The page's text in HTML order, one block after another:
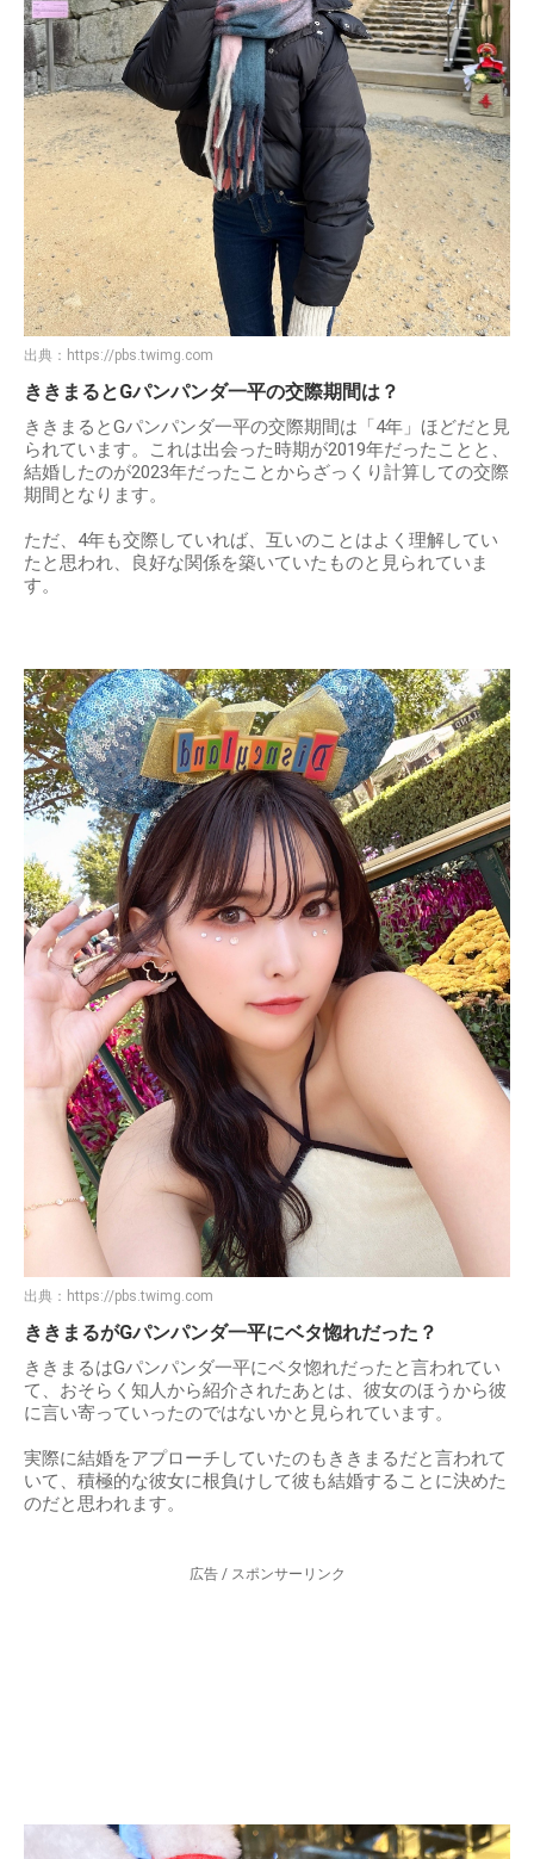
出典： https://pbs.twimg.com
ききまるとGパンパンダ一平の交際期間は？
ききまるとGパンパンダ一平の交際期間は「4年」ほどだと見
られています。これは出会った時期が2019年だったことと、
結婚したのが2023年だったことからざっくり計算しての交際
期間となります。
ただ、4年も交際していれば、互いのことはよく理解してい
たと思われ、良好な関係を築いていたものと見られていま
す。
出典： https://pbs.twimg.com
ききまるがGパンパンダ一平にベタ惚れだった？
ききまるはGパンパンダ一平にベタ惚れだったと言われてい
て、おそらく知人から紹介されたあとは、彼女のほうから彼
に言い寄っていったのではないかと見られています。
実際に結婚をアプローチしていたのもききまるだと言われて
いて、積極的な彼女に根負けして彼も結婚することに決めた
のだと思われます。
広告 / スポンサーリンク